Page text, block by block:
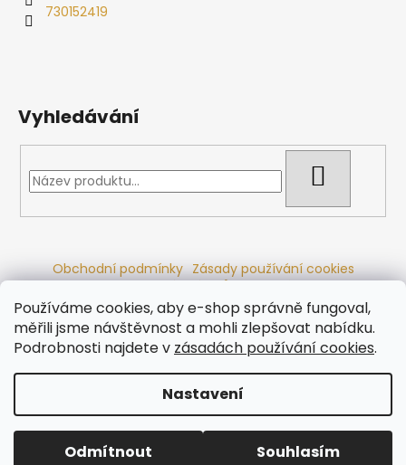
Používáme cookies, aby e-shop správně fungoval,
měřili jsme návštěvnost a mohli zlepšovat nabídku.
Podrobnosti najdete v zásadách používání cookies.
Nastavení
Odmítnout Souhlasím
730152419
Vyhledávání
Obchodní podmínky Zásady používání cookies
Ochrana osobních údajů Dřevěné sauny
Odstoupení od smlouvy Reklamační řád Kontakty
Koupací sudy
Radiátory
Copyright 2026Ráj saun. Všechna práva vyhrazena.
Upravit nastavení cookies